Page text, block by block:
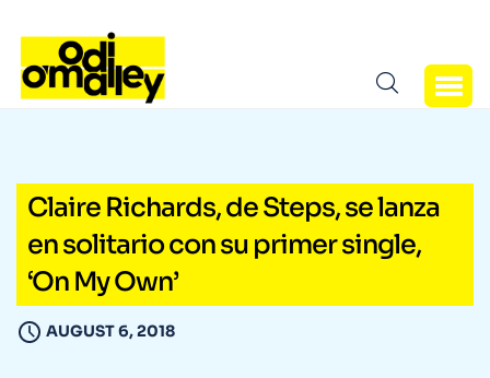
Claire Richards, de Steps, se lanza
en solitario con su primer single,
‘On My Own’
AUGUST 6, 2018